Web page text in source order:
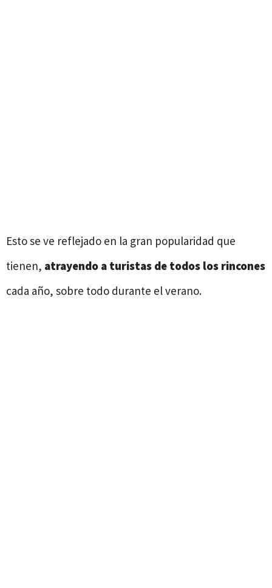
Esto se ve reflejado en la gran popularidad que
tienen, atrayendo a turistas de todos los rincones
cada año, sobre todo durante el verano.